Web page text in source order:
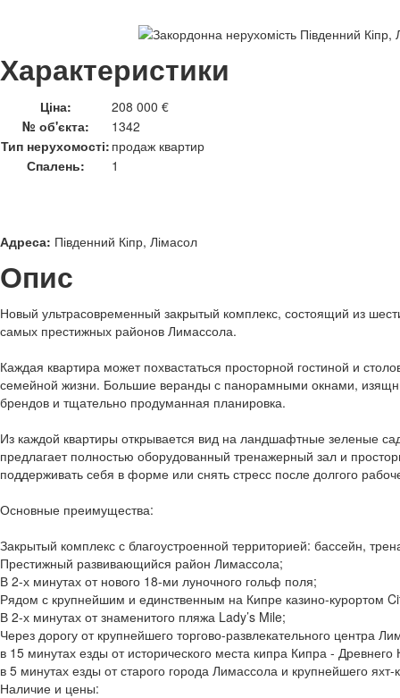
Характеристики
Ціна:
208 000 €
№ об'єкта:
1342
Тип нерухомості: продаж квартир
Спалень:
1
Адреса: Південний Кіпр, Лімасол
Опис
Новый ультрасовременный закрытый комплекс, состоящий из
самых престижных районов Лимассола.
Каждая квартира может похвастаться просторной гостиной и
семейной жизни. Большие веранды с панорамными окнами,
брендов и тщательно продуманная планировка.
Из каждой квартиры открывается вид на ландшафтные зеленые
предлагает полностью оборудованный тренажерный зал и
поддерживать себя в форме или снять стресс после долгого
Основные преимущества:
Закрытый комплекс с благоустроенной территорией: бассейн,
Престижный развивающийся район Лимассола;
В 2-х минутах от нового 18-ми луночного гольф поля;
Рядом с крупнейшим и единственным на Кипре казино-курортом
В 2-х минутах от знаменитого пляжа Lady’s Mile;
Через дорогу от крупнейшего торгово-развлекательного центра
в 15 минутах езды от исторического места кипра Кипра - Древнего
в 5 минутах езды от старого города Лимассола и крупнейшего яхт-
Наличие и цены: